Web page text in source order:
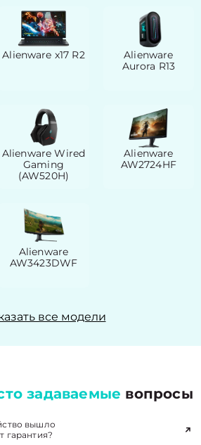
Alienware x17 R2
Alienware
Aurora R13
Alienware Wired
Gaming
(AW520H)
Alienware
AW2724HF
Alienware
AW3423DWF
все модели
задаваемые вопросы
вышло
гарантия?